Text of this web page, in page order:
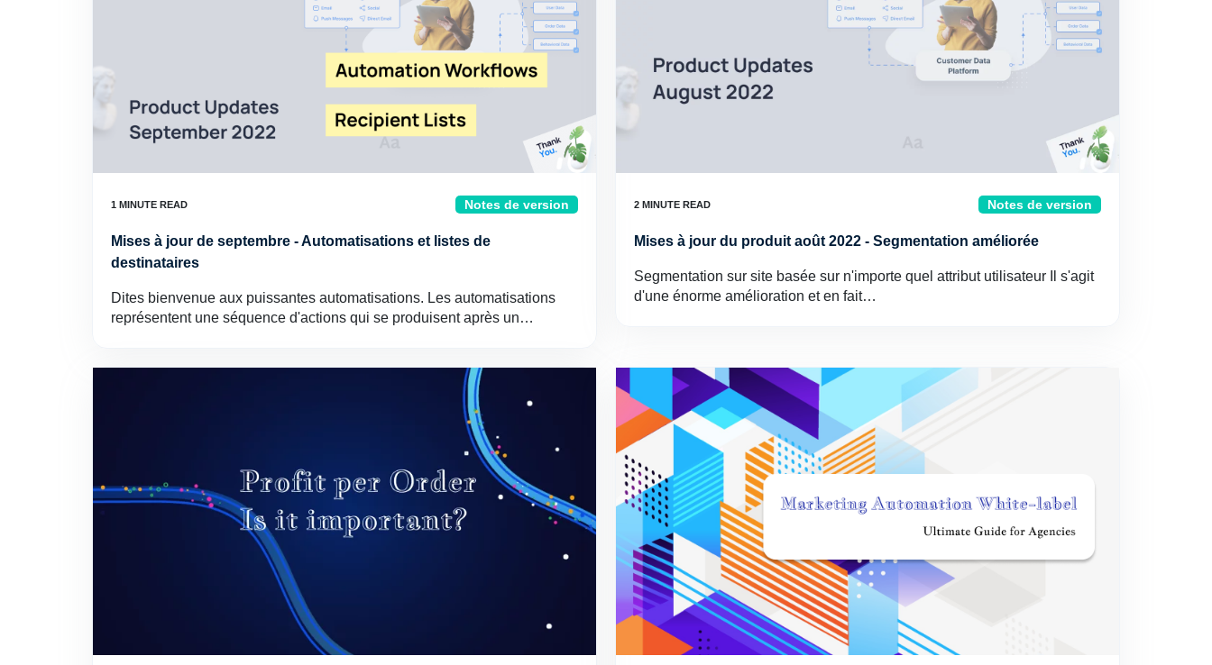
Notes de version
Mises à jour de septembre - Automatisations et listes de
destinataires
Dites bienvenue aux puissantes automatisations. Les automatisations
représentent une séquence d'actions qui se produisent après un…
Notes de version
Mises à jour du produit août 2022 - Segmentation améliorée
Segmentation sur site basée sur n'importe quel attribut utilisateur Il s'agit
d'une énorme amélioration et en fait…